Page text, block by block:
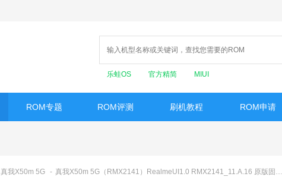
乐蛙OS 官方精简 MIUI
ROM专题 ROM评测 刷机教程 ROM申请
真我X50m 5G - 真我X50m 5G（RMX2141）RealmeUI1.0 RMX2141_11.A.16 原版固件-官方卡刷包